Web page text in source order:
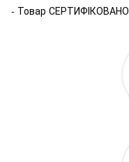
- Товар СЕРТИФІКОВАНО